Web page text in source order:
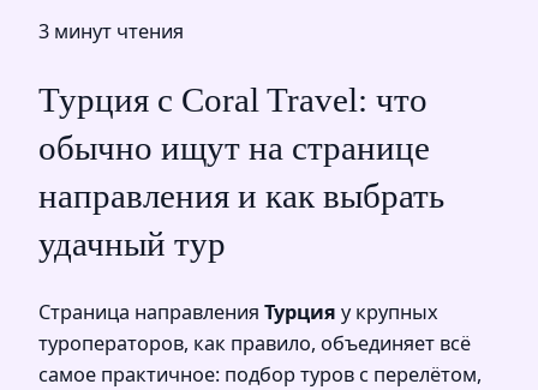
3 минут чтения
Турция с Coral Travel: что
обычно ищут на странице
направления и как выбрать
удачный тур
Страница направления Турция у крупных
туроператоров, как правило, объединяет всё
самое практичное: подбор туров с перелётом,